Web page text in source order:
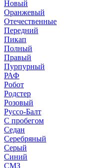
Новый
Оранжевый
Отечественные
Передний
Пикап
Полный
Правый
Пурпурный
РАФ
Робот
Родстер
Розовый
Руссо-Балт
С пробегом
Седан
Серебряный
Серый
Синий
СМЗ